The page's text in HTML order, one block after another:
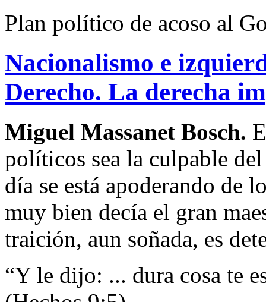
Plan político de acoso al
Nacionalismo e
Derecho. La derecha
Miguel Massanet Bosch.
políticos sea la culpable
día se está apoderando de
muy bien decía el gran
traición, aun soñada, es
“Y le dijo: ... dura cosa te